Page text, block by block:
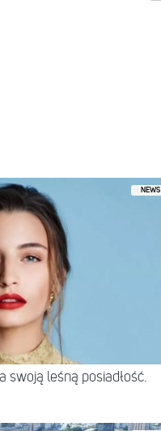
NEWS
leśną posiadłość.